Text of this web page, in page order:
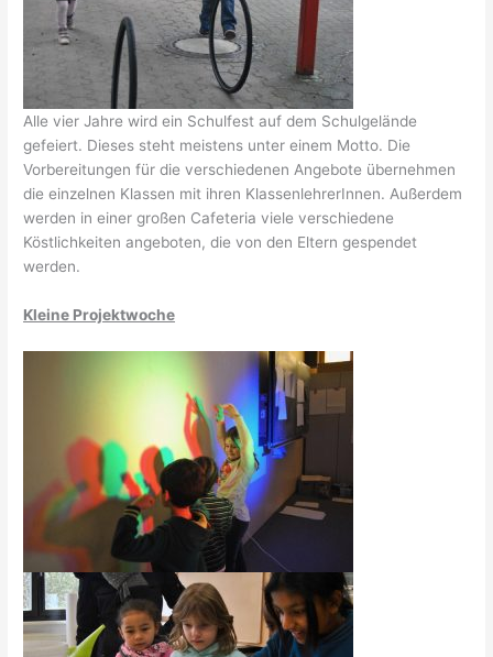
Alle vier Jahre wird ein Schulfest auf dem Schulgelände
gefeiert. Dieses steht meistens unter einem Motto. Die
Vorbereitungen für die verschiedenen Angebote übernehmen
die einzelnen Klassen mit ihren KlassenlehrerInnen. Außerdem
werden in einer großen Cafeteria viele verschiedene
Köstlichkeiten angeboten, die von den Eltern gespendet
werden.
Kleine Projektwoche